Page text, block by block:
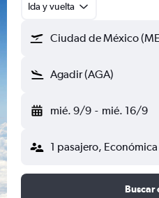
Ida y vuelta
Ciudad de México
Agadir (AGA)
mié. 9/9 - mié. 16/9
1 pasajero, Económica
Buscar